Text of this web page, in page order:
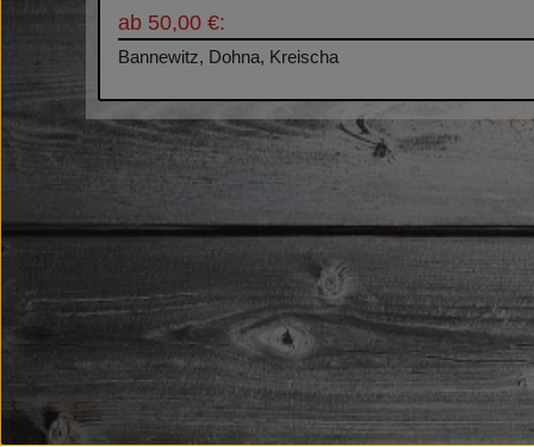
ab 50,00 €:
Bannewitz, Dohna, Kreischa